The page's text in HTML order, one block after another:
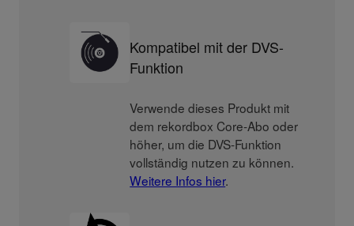
Kompatibel mit der DVS-
Funktion
Verwende dieses Produkt mit
dem rekordbox Core-Abo oder
höher, um die DVS-Funktion
vollständig nutzen zu können.
Weitere Infos hier.